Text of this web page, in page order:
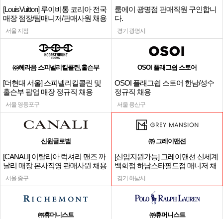
[LouisVuitton] 루이비통 코리아 전국
매장 점장/팀매니저/판매사원 채용
서울 지점
룸에이 광명점 판매직원 구인합니
다.
경기 광명시
㈜헤라음 스피넬리킬콜린,홀슨부
[더현대 서울] 스피넬리킬콜린 및
홀슨부 팝업 매장 정규직 채용
서울 영등포구
OSOI 플래그쉽 스토어
OSOI 플래그쉽 스토어 한남/성수
정규직 채용
서울 용산구
신원글로벌
[CANALI] 이탈리아 럭셔리 맨즈 까
날리 매장 본사직영 판매사원 채용
서울 중구
㈜ 그레이맨션
[신입지원가능] 그레이맨션 신세계
백화점 하남스타필드점 매니저 채
용
경기 하남시
㈜휴머니스트 ㈜휴머니스트